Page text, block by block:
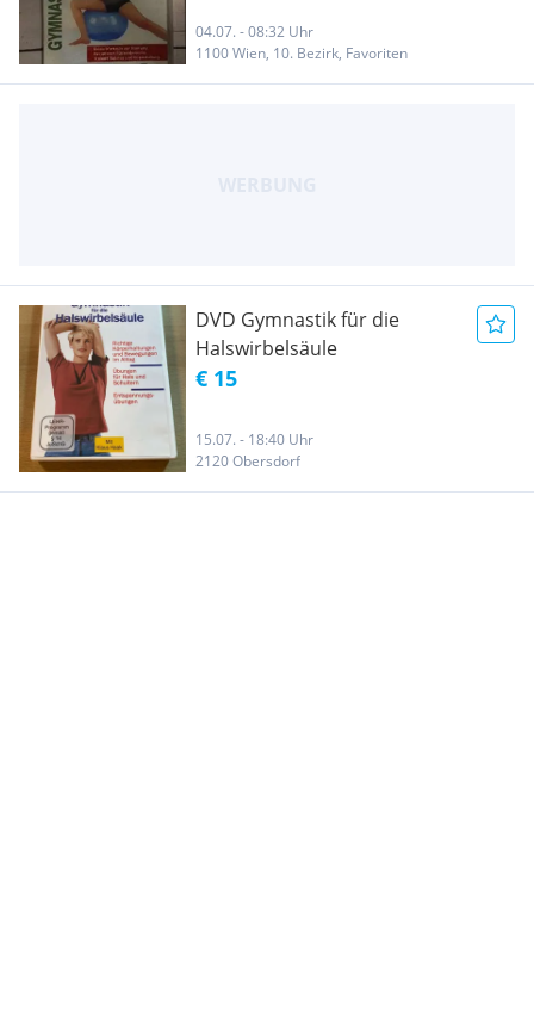
04.07. - 08:32 Uhr
1100 Wien, 10. Bezirk, Favoriten
DVD Gymnastik für die
Halswirbelsäule
€ 15
15.07. - 18:40 Uhr
2120 Obersdorf